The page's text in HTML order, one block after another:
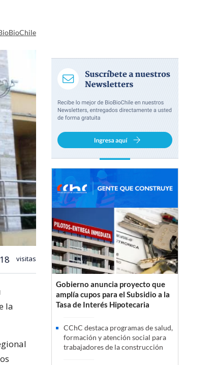
visitas
la
Gobierno anuncia proyecto que
amplía cupos para el Subsidio a la
Tasa de Interés Hipotecaria
CChC destaca programas de salud,
formación y atención social para
trabajadores de la construcción